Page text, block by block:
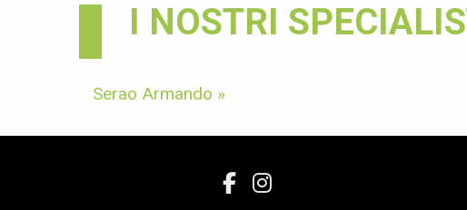
I NOSTRI
Serao Armando »